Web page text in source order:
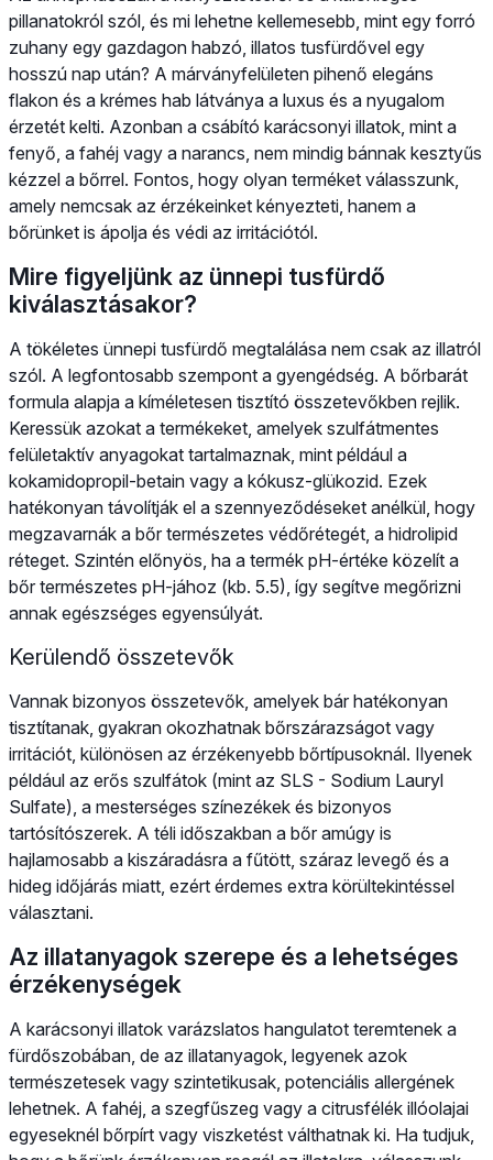
pillanatokról szól, és mi lehetne kellemesebb, mint egy forró
zuhany egy gazdagon habzó, illatos tusfürdővel egy
hosszú nap után? A márványfelületen pihenő elegáns
flakon és a krémes hab látványa a luxus és a nyugalom
érzetét kelti. Azonban a csábító karácsonyi illatok, mint a
fenyő, a fahéj vagy a narancs, nem mindig bánnak kesztyűs
kézzel a bőrrel. Fontos, hogy olyan terméket válasszunk,
amely nemcsak az érzékeinket kényezteti, hanem a
bőrünket is ápolja és védi az irritációtól.
Mire figyeljünk az ünnepi tusfürdő
kiválasztásakor?
A tökéletes ünnepi tusfürdő megtalálása nem csak az illatról
szól. A legfontosabb szempont a gyengédség. A bőrbarát
formula alapja a kíméletesen tisztító összetevőkben rejlik.
Keressük azokat a termékeket, amelyek szulfátmentes
felületaktív anyagokat tartalmaznak, mint például a
kokamidopropil-betain vagy a kókusz-glükozid. Ezek
hatékonyan távolítják el a szennyeződéseket anélkül, hogy
megzavarnák a bőr természetes védőrétegét, a hidrolipid
réteget. Szintén előnyös, ha a termék pH-értéke közelít a
bőr természetes pH-jához (kb. 5.5), így segítve megőrizni
annak egészséges egyensúlyát.
Kerülendő összetevők
Vannak bizonyos összetevők, amelyek bár hatékonyan
tisztítanak, gyakran okozhatnak bőrszárazságot vagy
irritációt, különösen az érzékenyebb bőrtípusoknál. Ilyenek
például az erős szulfátok (mint az SLS - Sodium Lauryl
Sulfate), a mesterséges színezékek és bizonyos
tartósítószerek. A téli időszakban a bőr amúgy is
hajlamosabb a kiszáradásra a fűtött, száraz levegő és a
hideg időjárás miatt, ezért érdemes extra körültekintéssel
választani.
Az illatanyagok szerepe és a lehetséges
érzékenységek
A karácsonyi illatok varázslatos hangulatot teremtenek a
fürdőszobában, de az illatanyagok, legyenek azok
természetesek vagy szintetikusak, potenciális allergének
lehetnek. A fahéj, a szegfűszeg vagy a citrusfélék illóolajai
egyeseknél bőrpírt vagy viszketést válthatnak ki. Ha tudjuk,